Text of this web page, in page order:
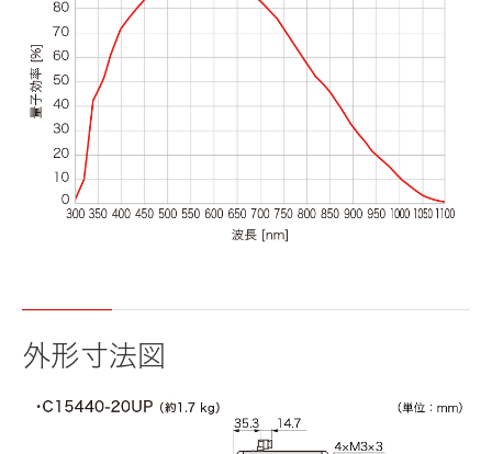
外形寸法図